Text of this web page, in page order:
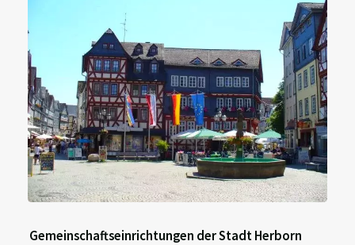
Gemeinschaftseinrichtungen der Stadt Herborn